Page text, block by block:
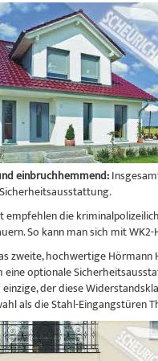
einbruchhemmend:
empfehlen die
So kann man sich mit
zweite, hochwertige
eine optionale
der diese
als die Stahl-Eingangstüren